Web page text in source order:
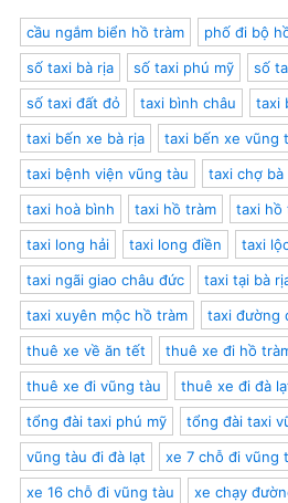
Kinh
Nghiệm
Du
Lịch
2024
Lịch
Trình,
Giá
Vé,
Xe
Thuê
Kinh
Nghiệm
Du
Lịch
cầu ngắm biển hồ tràm phố đi bộ
số taxi bà rịa
số taxi phú mỹ
số
số taxi đất đỏ
taxi bình châu
taxi
taxi bến xe bà rịa
taxi bến xe vũng
taxi bệnh viện vũng tàu
taxi chợ bà
taxi hoà bình
taxi hồ tràm
taxi hồ
taxi long hải
taxi long điền taxi
taxi ngãi giao châu đức
taxi tại bà
taxi xuyên mộc hồ tràm
taxi đường
thuê xe về ăn tết
thuê xe đi hồ
thuê xe đi vũng tàu
thuê xe đi đà
tổng đài taxi phú mỹ
tổng đài taxi
vũng tàu đi đà lạt
xe 7 chỗ đi vũng
xe 16 chỗ đi vũng tàu
xe chạy